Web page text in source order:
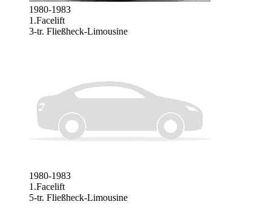
1980-1983
1.Facelift
3-tr. Fließheck-Limousine
1980-1983
1.Facelift
5-tr. Fließheck-Limousine